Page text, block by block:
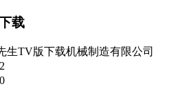
载
生TV版下载机械制造有限公司